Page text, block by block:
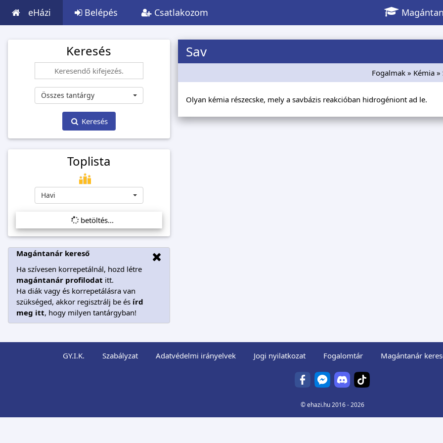
eHázi Belépés Csatlakozom
Keresés
Összes tantárgy
Keresés
Toplista
Havi
betöltés...
Magántanár kereső
Ha szívesen korrepetálnál, hozd létre
magántanár profilodat itt.
Ha diák vagy és korrepetálásra van
szükséged, akkor regisztrálj be és írd
meg itt, hogy milyen tantárgyban!
Sav
Fogalmak » Kémia »
Olyan kémia részecske, mely a savbázis reakcióban hidrogéniont ad le.
GY.I.K. Szabályzat Adatvédelmi irányelvek Jogi nyilatkozat Fogalomtár Magántanár
©ehazi.hu2016 - 2026